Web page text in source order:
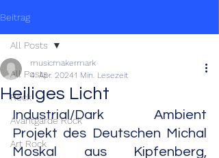
Beitrag
All Posts
Rock
Avantgarde Rock
Art Rock
All Posts
Heiliges Licht
musicmakermark
4. Apr. 20241 Min. Lesezeit
Industrial/Dark Ambient
Projekt des Deutschen Michal
Moskal aus Kipfenberg,